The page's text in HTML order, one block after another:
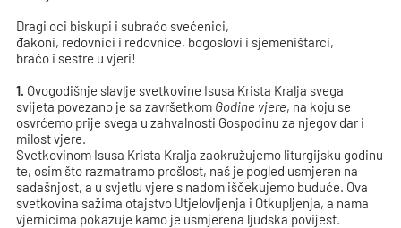
Dragi oci biskupi i subraćo svećenici,
đakoni, redovnici i redovnice, bogoslovi i sjemeništarci,
braćo i sestre u vjeri!
1. Ovogodišnje slavlje svetkovine Isusa Krista Kralja svega
svijeta povezano je sa završetkom Godine vjere, na koju se
osvrćemo prije svega u zahvalnosti Gospodinu za njegov dar i
milost vjere.
Svetkovinom Isusa Krista Kralja zaokružujemo liturgijsku godinu
te, osim što razmatramo prošlost, naš je pogled usmjeren na
sadašnjost, a u svjetlu vjere s nadom iščekujemo buduće. Ova
svetkovina sažima otajstvo Utjelovljenja i Otkupljenja, a nama
vjernicima pokazuje kamo je usmjerena ljudska povijest.